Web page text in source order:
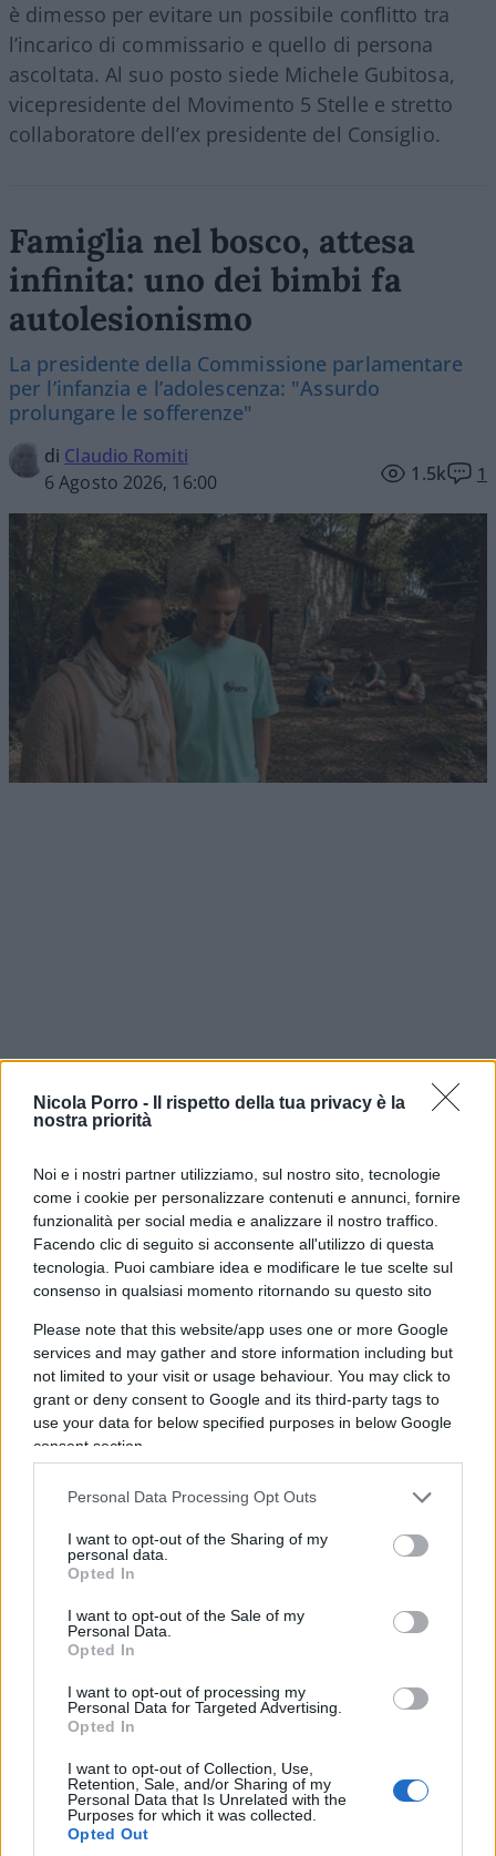
Nicola Porro -
Il rispetto della tua privacy è la
nostra priorità
Noi e i nostri partner utilizziamo, sul nostro sito, tecnologie
come i cookie per personalizzare contenuti e annunci, fornire
funzionalità per social media e analizzare il nostro traffico.
Facendo clic di seguito si acconsente all'utilizzo di questa
tecnologia. Puoi cambiare idea e modificare le tue scelte sul
consenso in qualsiasi momento ritornando su questo sito
Please note that this website/app uses one or more Google
services and may gather and store information including but
not limited to your visit or usage behaviour. You may click to
grant or deny consent to Google and its third-party tags to
use your data for below specified purposes in below Google
consent section.
Personal Data Processing Opt Outs
I want to opt-out of the Sharing of my
personal data.
Opted In
I want to opt-out of the Sale of my
Personal Data.
Opted In
I want to opt-out of processing my
Personal Data for Targeted Advertising.
Opted In
I want to opt-out of Collection, Use,
Retention, Sale, and/or Sharing of my
Personal Data that Is Unrelated with the
Purposes for which it was collected.
Opted Out
è dimesso per evitare un possibile conflitto tra
l’incarico di commissario e quello di persona
ascoltata. Al suo posto siede Michele Gubitosa,
vicepresidente del Movimento 5 Stelle e stretto
collaboratore dell’ex presidente del Consiglio.
Famiglia nel bosco, attesa
infinita: uno dei bimbi fa
autolesionismo
La presidente della Commissione parlamentare
per l’infanzia e l’adolescenza: "Assurdo
prolungare le sofferenze"
di Claudio Romiti
6 Agosto 2026, 16:00
1.5k 1
ricongiungimento della cosiddettafamiglia nel
bosco(da quel che si sa i giudici sono entrato in
camera di consiglio il 23 luglio scorso), scende in
campo la deputata forzista Michela Vittoria
Brambilla,presidente della Commissione
parlamentare per l’infanzia e l’adolescenza.
Multo dura la posizione della Brambilla, che già in
passato aveva espresso molte perplessità in
merito all’allontanamento dei bambini, che per la
“Per i bambini della ‘famiglia nel bosco’ l’incubo
sembra non finire mai – scrive in una nota la
deputata -. Hanno già passato il Natale lontano
famiglia anche il Ferragosto. Nonostante il
difensore abbia presentato per tempo, il 25
giugno, l’istanza di ricongiungimento,
il Tribunale
per i minorenni dell’Aquila non si è ancora
piccoli Trevallion, oltre che di papà Nathan e
mamma Catherine, debbano essere prolungate
oltre ogni limite ragionevole. A quanto risulta –